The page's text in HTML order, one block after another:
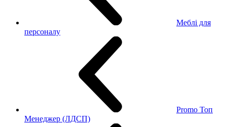
Меблі для
персоналу
Promo Топ
Менеджер (ЛДСП)